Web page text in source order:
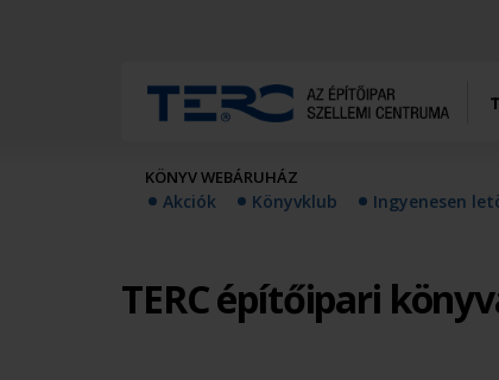
KÖNYV WEBÁRUHÁZ
Akciók Könyvklub Ingyenesen
TERC építőipari